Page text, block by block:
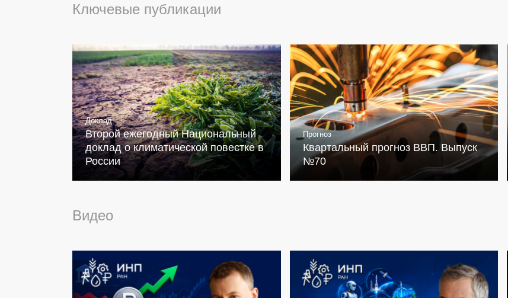
Ключевые публикации
Доклад
Второй ежегодный Национальный
доклад о климатической повестке в
России
Прогноз
Квартальный прогноз ВВП. Выпуск
№70
Видео